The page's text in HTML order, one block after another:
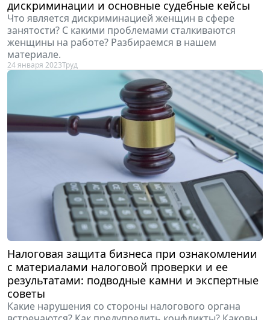
дискриминации и основные судебные кейсы
Что является дискриминацией женщин в сфере
занятости? С какими проблемами сталкиваются
женщины на работе? Разбираемся в нашем
материале.
24 января 2023Труд
Налоговая защита бизнеса при ознакомлении
с материалами налоговой проверки и ее
результатами: подводные камни и экспертные
советы
Какие нарушения со стороны налогового органа